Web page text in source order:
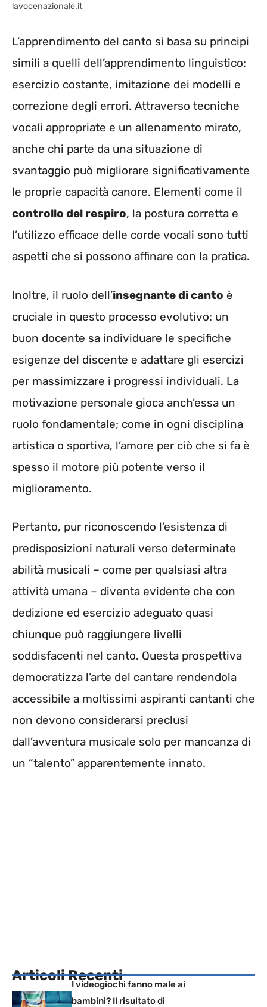
lavocenazionale.it
L’apprendimento del canto si basa su principi
simili a quelli dell’apprendimento linguistico:
esercizio costante, imitazione dei modelli e
correzione degli errori. Attraverso tecniche
vocali appropriate e un allenamento mirato,
anche chi parte da una situazione di
svantaggio può migliorare significativamente
le proprie capacità canore. Elementi come il
controllo del respiro, la postura corretta e
l’utilizzo efficace delle corde vocali sono tutti
aspetti che si possono affinare con la pratica.
Inoltre, il ruolo dell’insegnante di canto è
cruciale in questo processo evolutivo: un
buon docente sa individuare le specifiche
esigenze del discente e adattare gli esercizi
per massimizzare i progressi individuali. La
motivazione personale gioca anch’essa un
ruolo fondamentale; come in ogni disciplina
artistica o sportiva, l’amore per ciò che si fa è
spesso il motore più potente verso il
miglioramento.
Pertanto, pur riconoscendo l’esistenza di
predisposizioni naturali verso determinate
abilità musicali – come per qualsiasi altra
attività umana – diventa evidente che con
dedizione ed esercizio adeguato quasi
chiunque può raggiungere livelli
soddisfacenti nel canto. Questa prospettiva
democratizza l’arte del cantare rendendola
accessibile a moltissimi aspiranti cantanti che
non devono considerarsi preclusi
dall’avventura musicale solo per mancanza di
un “talento” apparentemente innato.
Articoli Recenti
I videogiochi fanno male ai
bambini? Il risultato di